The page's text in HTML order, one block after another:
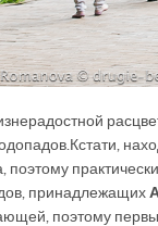
Кстати,
поэтому
принадлежащих
поэтому